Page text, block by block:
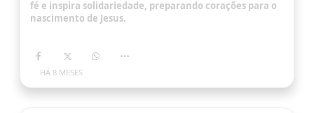
fé e inspira solidariedade, preparando corações para o
nascimento de Jesus.
HÁ 8 MESES